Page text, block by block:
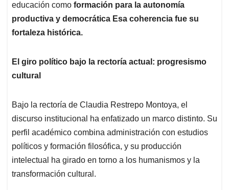
educación como formación para la autonomía
productiva y democrática Esa coherencia fue su
fortaleza histórica.
El giro político bajo la rectoría actual: progresismo
cultural
Bajo la rectoría de Claudia Restrepo Montoya, el
discurso institucional ha enfatizado un marco distinto. Su
perfil académico combina administración con estudios
políticos y formación filosófica, y su producción
intelectual ha girado en torno a los humanismos y la
transformación cultural.